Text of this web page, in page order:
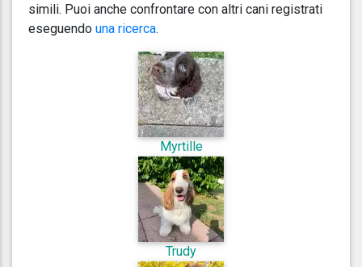
simili. Puoi anche confrontare con altri cani registrati
eseguendo una ricerca.
Myrtille
Trudy